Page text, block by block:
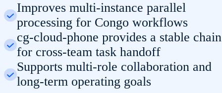
Improves multi-instance parallel
processing for Congo workflows
cg-cloud-phone provides a stable chain
for cross-team task handoff
Supports multi-role collaboration and
long-term operating goals